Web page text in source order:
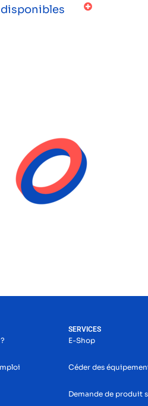
SERVICES
E-Shop
Céder des
Demande de produit